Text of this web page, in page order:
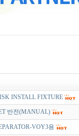
INSTALL FIXTURE
반전(MANUAL)
VOY3용